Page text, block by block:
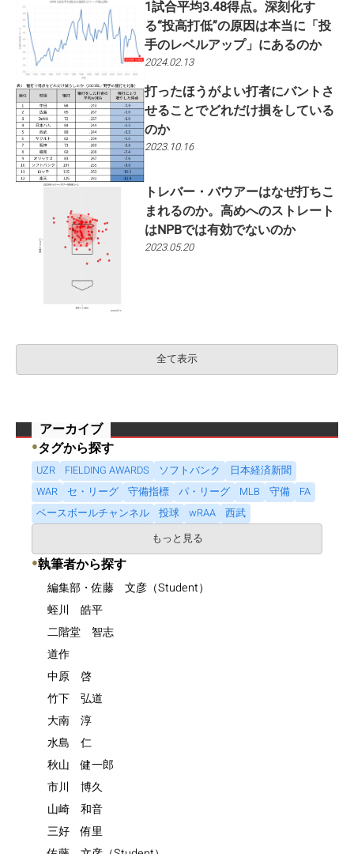
1試合平均3.48得点。深刻化す
る“投高打低”の原因は本当に「投
手のレベルアップ」にあるのか
2024.02.13
打ったほうがよい打者にバントさ
せることでどれだけ損をしている
のか
2023.10.16
トレバー・バウアーはなぜ打ちこ
まれるのか。高めへのストレート
はNPBでは有効でないのか
2023.05.20
全て表示
アーカイブ
●タグから探す
UZR FIELDING AWARDS ソフトバンク
日本経済新聞
WAR
セ・リーグ 守備指標 パ・リーグ MLB 守備
FA
ベースボールチャンネル
投球 wRAA
西武
もっと見る
●執筆者から探す
編集部・佐藤 文彦（Student）
蛭川 皓平
二階堂 智志
道作
中原 啓
竹下 弘道
大南 淳
水島 仁
秋山 健一郎
市川 博久
山崎 和音
三好 侑里